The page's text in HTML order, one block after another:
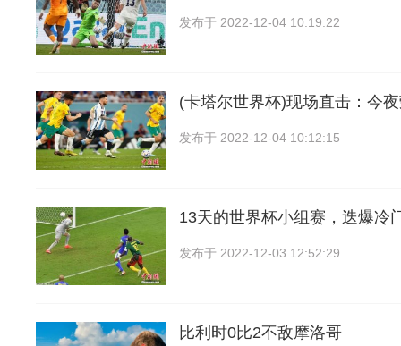
发布于 2022-12-04 10:19:22
(卡塔尔世界杯)现场直击：今
发布于 2022-12-04 10:12:15
13天的世界杯小组赛，迭爆冷
发布于 2022-12-03 12:52:29
比利时0比2不敌摩洛哥